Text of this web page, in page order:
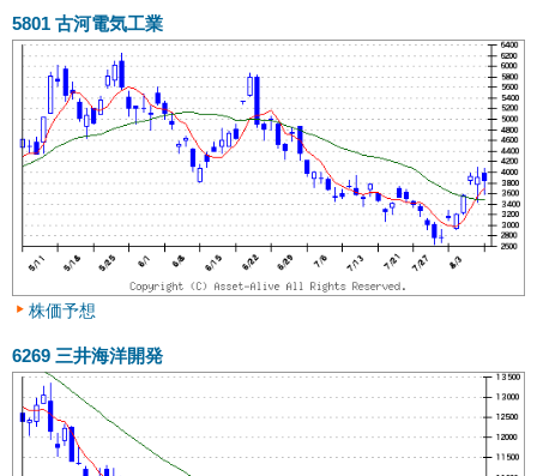
5801 古河電気工業
株価予想
6269 三井海洋開発